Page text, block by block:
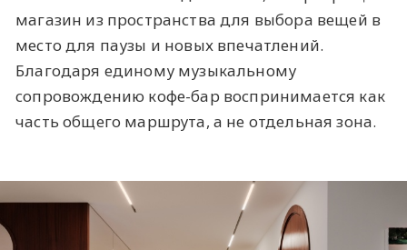
магазин из пространства для выбора вещей в
место для паузы и новых впечатлений.
Благодаря единому музыкальному
сопровождению кофе-бар воспринимается как
часть общего маршрута, а не отдельная зона.